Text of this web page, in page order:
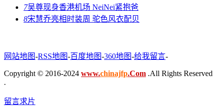
7吴尊现身香港机场 NeiNei紧抱爸
8宋慧乔亮相时装周 驼色风衣配贝
网站地图-RSS地图-百度地图-360地图-给我留言-
Copyright © 2016-2024 www.chinajfp.Com .All Rights Reserved
.
留言求片